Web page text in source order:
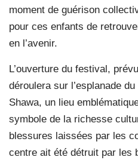
moment de guérison
pour ces enfants de
en l’avenir.
L’ouverture du festival,
déroulera sur l’esplanade
Shawa, un lieu
symbole de la richesse
blessures laissées par les
centre ait été détruit par les